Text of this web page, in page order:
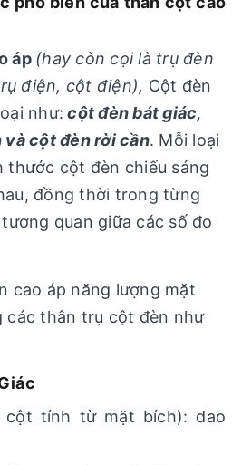
áp (hay còn cọi là trụ đèn
điện, cột điện), Cột đèn
như: cột đèn bát giác,
cột đèn rời cần. Mỗi loại
thước cột đèn chiếu sáng
đồng thời trong từng
quan giữa các số đo
cao áp năng lượng mặt
các thân trụ cột đèn như
cột tính từ mặt bích): dao